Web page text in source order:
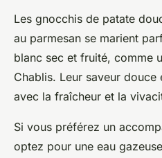
Les gnocchis de patate
au parmesan se marient
blanc sec et fruité, comme
Chablis. Leur saveur douce
avec la fraîcheur et la
Si vous préférez un
optez pour une eau